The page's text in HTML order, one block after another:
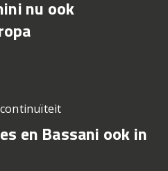
nu ook
en Bassani ook in